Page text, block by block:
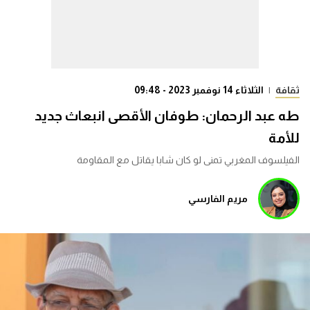
ثقافة | الثلاثاء 14 نوفمبر 2023 - 09:48
طه عبد الرحمان: طوفان الأقصى انبعاث جديد
للأمة
الفيلسوف المغربي تمنى لو كان شابا يقاتل مع المقاومة
مريم الفارسي